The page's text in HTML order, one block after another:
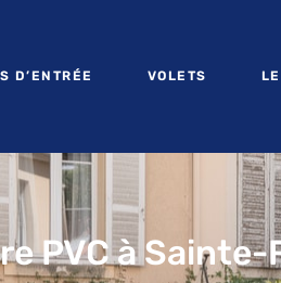
D’ENTRÉE VOLETS
PVC à